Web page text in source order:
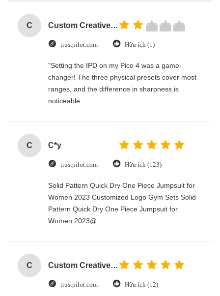
C Custom Creative Goodie Christmas Kraft Paper Gift Bag with Your Own Logo for Xmas Decorative Party
trustpilot.com Hữu ích (1)
"Setting the IPD on my Pico 4 was a game-
changer! The three physical presets cover most
ranges, and the difference in sharpness is
noticeable.
C C*y
trustpilot.com Hữu ích (123)
Solid Pattern Quick Dry One Piece Jumpsuit for
Women 2023 Customized Logo Gym Sets Solid
Pattern Quick Dry One Piece Jumpsuit for
Women 2023@
C Custom Creative Goodie Christmas Kraft Paper Gift Bag with Your Own Logo for Xmas Decorative Party
trustpilot.com Hữu ích (12)